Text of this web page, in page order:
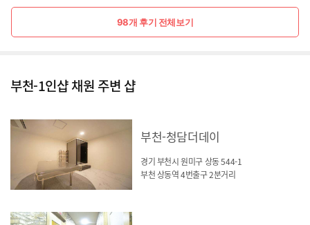
98개 후기 전체보기
부천-1인샵 채원 주변 샵
부천-청담더데이
경기 부천시 원미구 상동 544-1
부천 상동역 4번출구 2분거리